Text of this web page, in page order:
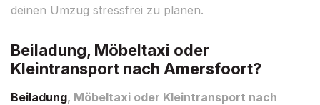
deinen Umzug stressfrei zu planen.
Beiladung, Möbeltaxi oder
Kleintransport nach Amersfoort?
Beiladung, Möbeltaxi oder Kleintransport nach